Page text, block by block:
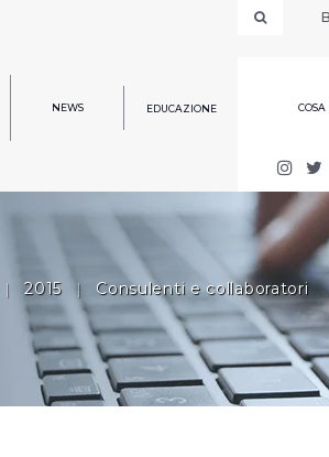
NEWS EDUCAZIONE COSA
| 2015 | Consulenti e collaboratori